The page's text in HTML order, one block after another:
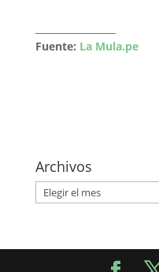
Fuente: La Mula.pe
Archivos
Archivos